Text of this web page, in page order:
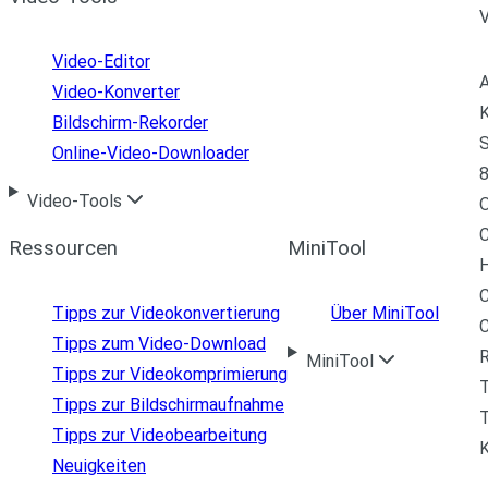
Video-Editor
Video-Konverter
Bildschirm-Rekorder
Online-Video-Downloader
Video-Tools
Ressourcen
Tipps zur Videokonvertierung
Tipps zum Video-Download
Tipps zur Videokomprimierung
Tipps zur Bildschirmaufnahme
Tipps zur Videobearbeitung
Neuigkeiten
MiniTool
Über MiniTool
MiniTool